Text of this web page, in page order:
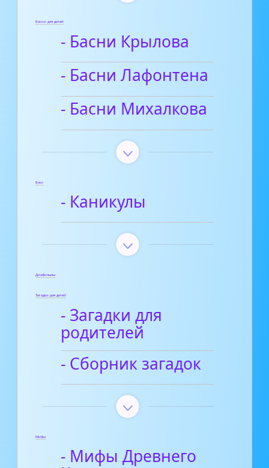
Басни для детей
- Басни Крылова
- Басни Лафонтена
- Басни Михалкова
Блог
- Каникулы
Диафильмы
Загадки для детей
- Загадки для
родителей
- Сборник загадок
Мифы
- Мифы Древнего